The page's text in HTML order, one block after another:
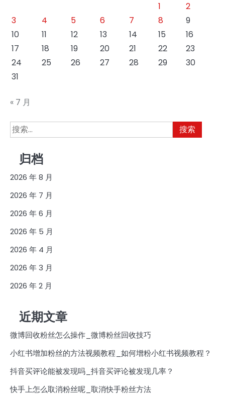
1
2
3
4 5 6 7 8
9
10
11 12 13 14 15
16
17
18 19 20 21 22
23
24
25 26 27 28 29
30
31
« 7 月
搜
索：
归档
2026 年 8 月
2026 年 7 月
2026 年 6 月
2026 年 5 月
2026 年 4 月
2026 年 3 月
2026 年 2 月
近期文章
微博回收粉丝怎么操作_微博粉丝回收技巧
小红书增加粉丝的方法视频教程_如何增粉小红书视频教程？
抖音买评论能被发现吗_抖音买评论被发现几率？
快手上怎么取消粉丝呢_取消快手粉丝方法